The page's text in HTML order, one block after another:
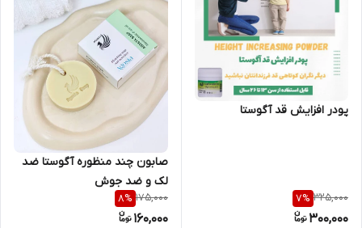
پودر افزایش قد آگوستا
325,000
7%
300,000
صابون چند منظوره آگوستا ضد
لک و ضد جوش
175,000
8%
160,000